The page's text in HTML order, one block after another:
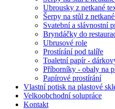
Ubrousky z netkané
Šerpy na stůl z
Svatební a slávnostní
Bryndáčky do
Ubrusové role
Prostírání pod talíře
Toaletní papír -
Příborníky - obaly na
Papírové prostírání
Vlastní potisk na plastové
Velkoobchodní solupráce
Kontakt